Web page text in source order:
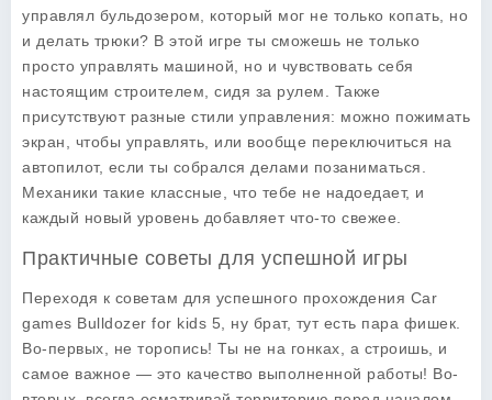
управлял бульдозером, который мог не только копать, но
и делать трюки? В этой игре ты сможешь не только
просто управлять машиной, но и чувствовать себя
настоящим строителем, сидя за рулем. Также
присутствуют разные стили управления: можно пожимать
экран, чтобы управлять, или вообще переключиться на
автопилот, если ты собрался делами позаниматься.
Механики такие классные, что тебе не надоедает, и
каждый новый уровень добавляет что-то свежее.
Практичные советы для успешной игры
Переходя к советам для успешного прохождения Car
games Bulldozer for kids 5 , ну брат, тут есть пара фишек.
Во-первых, не торопись! Ты не на гонках, а строишь, и
самое важное — это качество выполненной работы! Во-